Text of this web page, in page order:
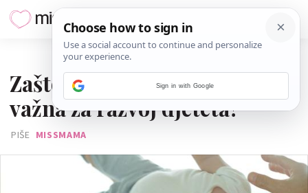
Zašto je gruba igra s tatom
važna za razvoj djeteta?
PIŠE MISSMAMA
Sign in with Google